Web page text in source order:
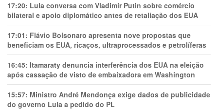
17:20: Lula conversa com Vladimir Putin sobre comércio
bilateral e apoio diplomático antes de retaliação dos EUA
17:01: Flávio Bolsonaro apresenta nove propostas que
beneficiam os EUA, ricaços, ultraprocessados e petrolíferas
16:45: Itamaraty denuncia interferência dos EUA na eleição
após cassação de visto de embaixadora em Washington
15:57: Ministro André Mendonça exige dados de publicidade
do governo Lula a pedido do PL